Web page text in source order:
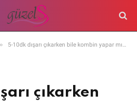
» 5-10dk dışarı çıkarken bile kombin yapar mısınız?
çıkarken